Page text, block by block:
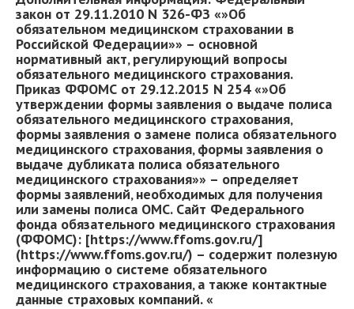
закон от 29.11.2010 N 326-ФЗ «»Об
обязательном медицинском страховании в
Российской Федерации»» – основной
нормативный акт‚ регулирующий вопросы
обязательного медицинского страхования.
Приказ ФФОМС от 29.12.2015 N 254 «»Об
утверждении формы заявления о выдаче полиса
обязательного медицинского страхования‚
формы заявления о замене полиса обязательного
медицинского страхования‚ формы заявления о
выдаче дубликата полиса обязательного
медицинского страхования»» – определяет
формы заявлений‚ необходимых для получения
или замены полиса ОМС. Сайт Федерального
фонда обязательного медицинского страхования
(ФФОМС): [https://www.ffoms.gov.ru/]
(https://www.ffoms.gov.ru/) – содержит полезную
информацию о системе обязательного
медицинского страхования‚ а также контактные
данные страховых компаний. «